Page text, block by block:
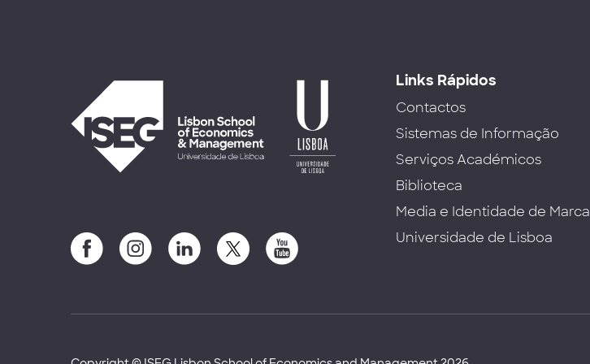
Links Rápidos
Contactos
Sistemas de Informação
Serviços Académicos
Biblioteca
Media e Identidade de Marca
Universidade de Lisboa